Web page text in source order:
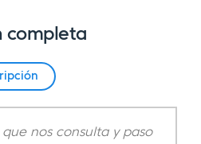
completa
nos consulta y paso